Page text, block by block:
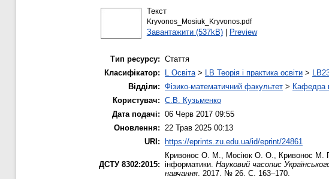
Текст
Kryvonos_Mosiuk_Kryvonos.pdf
Завантажити (537kB)| Preview
Тип ресурсу: Стаття
Класифікатор:
L Освіта> LB Теорія і практика освіти >
Відділи: Фізико-математичний факультет > Кафедра
Користувач: С.В. Кузьменко
Дата подачі: 06 Черв 2017 09:55
Оновлення: 22 Трав 2025 00:13
URI:
https://eprints.zu.edu.ua/id/eprint/24861
ДСТУ 8302:2015:
Кривонос О. М., Мосіюк О. О., Кривонос М.
інформатики. Науковий часопис
навчання. 2017. № 26. С. 163–170.